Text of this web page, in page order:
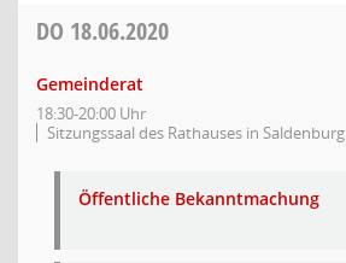
DO 18.06.2020
Gemeinderat
18:30-20:00 Uhr
Sitzungssaal des Rathauses in Saldenburg
Öffentliche Bekanntmachung